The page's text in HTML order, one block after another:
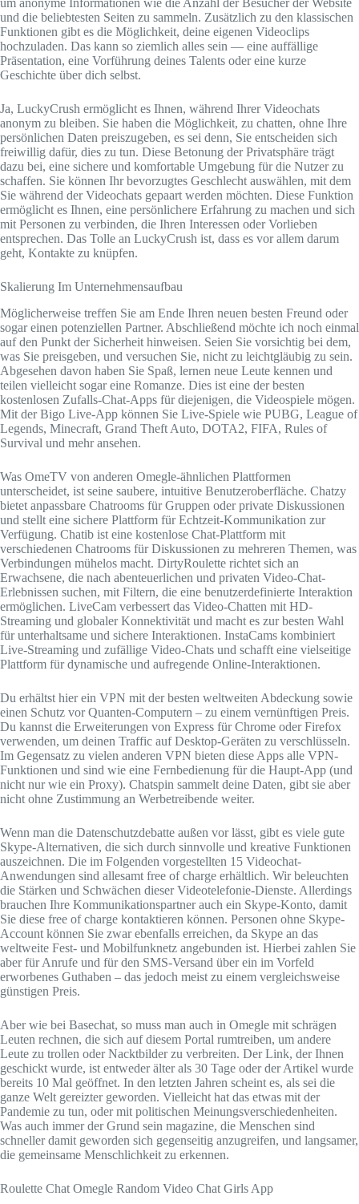
um anonyme Informationen wie die Anzahl der Besucher der Website
und die beliebtesten Seiten zu sammeln. Zusätzlich zu den klassischen
Funktionen gibt es die Möglichkeit, deine eigenen Videoclips
hochzuladen. Das kann so ziemlich alles sein — eine auffällige
Präsentation, eine Vorführung deines Talents oder eine kurze
Geschichte über dich selbst.
Ja, LuckyCrush ermöglicht es Ihnen, während Ihrer Videochats
anonym zu bleiben. Sie haben die Möglichkeit, zu chatten, ohne Ihre
persönlichen Daten preiszugeben, es sei denn, Sie entscheiden sich
freiwillig dafür, dies zu tun. Diese Betonung der Privatsphäre trägt
dazu bei, eine sichere und komfortable Umgebung für die Nutzer zu
schaffen. Sie können Ihr bevorzugtes Geschlecht auswählen, mit dem
Sie während der Videochats gepaart werden möchten. Diese Funktion
ermöglicht es Ihnen, eine persönlichere Erfahrung zu machen und sich
mit Personen zu verbinden, die Ihren Interessen oder Vorlieben
entsprechen. Das Tolle an LuckyCrush ist, dass es vor allem darum
geht, Kontakte zu knüpfen.
Skalierung Im Unternehmensaufbau
Möglicherweise treffen Sie am Ende Ihren neuen besten Freund oder
sogar einen potenziellen Partner. Abschließend möchte ich noch einmal
auf den Punkt der Sicherheit hinweisen. Seien Sie vorsichtig bei dem,
was Sie preisgeben, und versuchen Sie, nicht zu leichtgläubig zu sein.
Abgesehen davon haben Sie Spaß, lernen neue Leute kennen und
teilen vielleicht sogar eine Romanze. Dies ist eine der besten
kostenlosen Zufalls-Chat-Apps für diejenigen, die Videospiele mögen.
Mit der Bigo Live-App können Sie Live-Spiele wie PUBG, League of
Legends, Minecraft, Grand Theft Auto, DOTA2, FIFA, Rules of
Survival und mehr ansehen.
Was OmeTV von anderen Omegle-ähnlichen Plattformen
unterscheidet, ist seine saubere, intuitive Benutzeroberfläche. Chatzy
bietet anpassbare Chatrooms für Gruppen oder private Diskussionen
und stellt eine sichere Plattform für Echtzeit-Kommunikation zur
Verfügung. Chatib ist eine kostenlose Chat-Plattform mit
verschiedenen Chatrooms für Diskussionen zu mehreren Themen, was
Verbindungen mühelos macht. DirtyRoulette richtet sich an
Erwachsene, die nach abenteuerlichen und privaten Video-Chat-
Erlebnissen suchen, mit Filtern, die eine benutzerdefinierte Interaktion
ermöglichen. LiveCam verbessert das Video-Chatten mit HD-
Streaming und globaler Konnektivität und macht es zur besten Wahl
für unterhaltsame und sichere Interaktionen. InstaCams kombiniert
Live-Streaming und zufällige Video-Chats und schafft eine vielseitige
Plattform für dynamische und aufregende Online-Interaktionen.
Du erhältst hier ein VPN mit der besten weltweiten Abdeckung sowie
einen Schutz vor Quanten-Computern – zu einem vernünftigen Preis.
Du kannst die Erweiterungen von Express für Chrome oder Firefox
verwenden, um deinen Traffic auf Desktop-Geräten zu verschlüsseln.
Im Gegensatz zu vielen anderen VPN bieten diese Apps alle VPN-
Funktionen und sind wie eine Fernbedienung für die Haupt-App (und
nicht nur wie ein Proxy). Chatspin sammelt deine Daten, gibt sie aber
nicht ohne Zustimmung an Werbetreibende weiter.
Wenn man die Datenschutzdebatte außen vor lässt, gibt es viele gute
Skype-Alternativen, die sich durch sinnvolle und kreative Funktionen
auszeichnen. Die im Folgenden vorgestellten 15 Videochat-
Anwendungen sind allesamt free of charge erhältlich. Wir beleuchten
die Stärken und Schwächen dieser Videotelefonie-Dienste. Allerdings
brauchen Ihre Kommunikationspartner auch ein Skype-Konto, damit
Sie diese free of charge kontaktieren können. Personen ohne Skype-
Account können Sie zwar ebenfalls erreichen, da Skype an das
weltweite Fest- und Mobilfunknetz angebunden ist. Hierbei zahlen Sie
aber für Anrufe und für den SMS-Versand über ein im Vorfeld
erworbenes Guthaben – das jedoch meist zu einem vergleichsweise
günstigen Preis.
Aber wie bei Basechat, so muss man auch in Omegle mit schrägen
Leuten rechnen, die sich auf diesem Portal rumtreiben, um andere
Leute zu trollen oder Nacktbilder zu verbreiten. Der Link, der Ihnen
geschickt wurde, ist entweder älter als 30 Tage oder der Artikel wurde
bereits 10 Mal geöffnet. In den letzten Jahren scheint es, als sei die
ganze Welt gereizter geworden. Vielleicht hat das etwas mit der
Pandemie zu tun, oder mit politischen Meinungsverschiedenheiten.
Was auch immer der Grund sein magazine, die Menschen sind
schneller damit geworden sich gegenseitig anzugreifen, und langsamer,
die gemeinsame Menschlichkeit zu erkennen.
Roulette Chat Omegle Random Video Chat Girls App